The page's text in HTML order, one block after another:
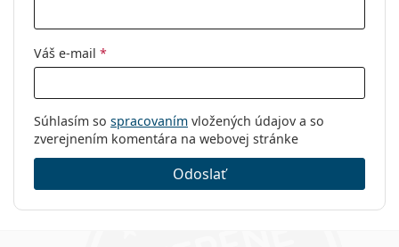
Váš e-mail *
Súhlasím so spracovaním vložených údajov a so
zverejnením komentára na webovej stránke
Odoslať